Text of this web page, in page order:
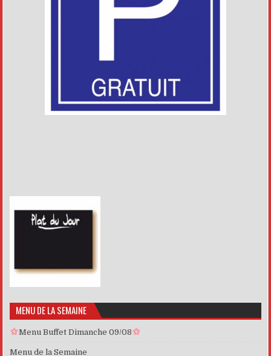
MENU DE LA SEMAINE
Menu Buffet Dimanche 09/08
Menu de la Semaine